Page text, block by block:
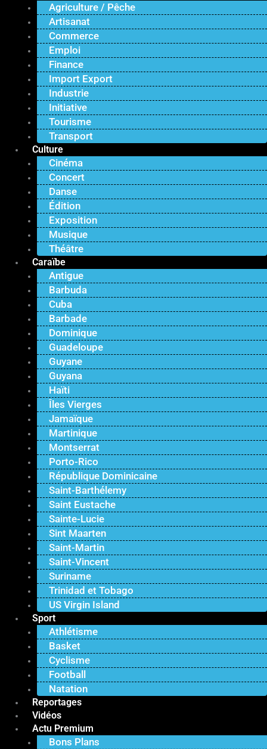
Agriculture / Pêche
Artisanat
Commerce
Emploi
Finance
Import Export
Industrie
Initiative
Tourisme
Transport
Culture
Cinéma
Concert
Danse
Édition
Exposition
Musique
Théâtre
Caraïbe
Antigue
Barbuda
Cuba
Barbade
Dominique
Guadeloupe
Guyane
Guyana
Haïti
Îles Vierges
Jamaïque
Martinique
Montserrat
Porto-Rico
République Dominicaine
Saint-Barthélemy
Saint Eustache
Sainte-Lucie
Sint Maarten
Saint-Martin
Saint-Vincent
Suriname
Trinidad et Tobago
US Virgin Island
Sport
Athlétisme
Basket
Cyclisme
Football
Natation
Reportages
Vidéos
Actu Premium
Bons Plans